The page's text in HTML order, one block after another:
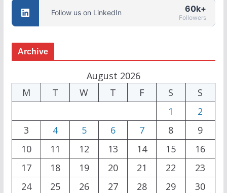
Follow us on LinkedIn 60k+
Followers
Archive
August 2026
M
T W T F S
S
1
2
3
4 5 6 7 8
9
10
11 12 13 14 15
16
17
18 19 20 21 22
23
24
25 26 27 28 29
30